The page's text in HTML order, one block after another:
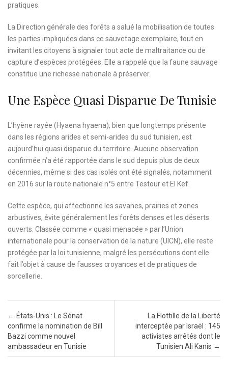
pratiques.
La Direction générale des forêts a salué la mobilisation de toutes
les parties impliquées dans ce sauvetage exemplaire, tout en
invitant les citoyens à signaler tout acte de maltraitance ou de
capture d’espèces protégées. Elle a rappelé que la faune sauvage
constitue une richesse nationale à préserver.
Une Espèce Quasi Disparue De Tunisie
L’hyène rayée (Hyaena hyaena), bien que longtemps présente
dans les régions arides et semi-arides du sud tunisien, est
aujourd’hui quasi disparue du territoire. Aucune observation
confirmée n’a été rapportée dans le sud depuis plus de deux
décennies, même si des cas isolés ont été signalés, notamment
en 2016 sur la route nationale n°5 entre Testour et El Kef.
Cette espèce, qui affectionne les savanes, prairies et zones
arbustives, évite généralement les forêts denses et les déserts
ouverts. Classée comme « quasi menacée » par l’Union
internationale pour la conservation de la nature (UICN), elle reste
protégée par la loi tunisienne, malgré les persécutions dont elle
fait l’objet à cause de fausses croyances et de pratiques de
sorcellerie.
Post navigation
← États-Unis : Le Sénat
confirme la nomination de Bill
Bazzi comme nouvel
ambassadeur en Tunisie
La Flottille de la Liberté
interceptée par Israël : 145
activistes arrêtés dont le
Tunisien Ali Kanis →